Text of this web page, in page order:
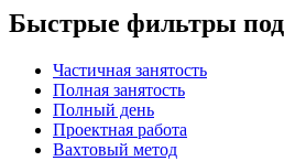
Быстрые фильтры
Частичная занятость
Полная занятость
Полный день
Проектная работа
Вахтовый метод